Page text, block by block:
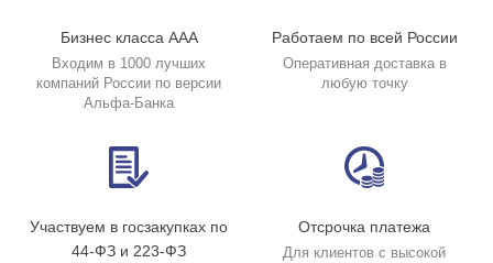
Бизнес класса ААА
Входим в 1000 лучших
компаний России по версии
Альфа-Банка
Работаем по всей России
Оперативная доставка в
любую точку
Участвуем в госзакупках по
44-ФЗ и 223-ФЗ
Отсрочка платежа
Для клиентов с высокой